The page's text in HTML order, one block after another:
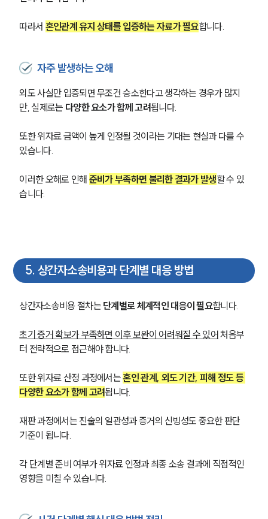
통합검색
AI대륜
업무사례
이혼 주요 업무사례
사례분석/최신동향
이혼 법률정보
이혼소송·상담후기
업무분야
구성원 소개
이혼전문변호사
소식/자료
언론보도
공지사항
법률 블로그
뉴스레터/브로슈어
세미나
대륜법률상담예약
따라서 혼인관계 유지 상태를 입증하는 자료가 필요합니다.
자주 발생하는 오해
외도 사실만 입증되면 무조건 승소한다고 생각하는 경우가 많지
만, 실제로는 다양한 요소가 함께 고려됩니다.
또한 위자료 금액이 높게 인정될 것이라는 기대는 현실과 다를 수
있습니다.
이러한 오해로 인해 준비가 부족하면 불리한 결과가 발생할 수 있
습니다.
5. 상간자소송비용과 단계별 대응 방법
상간자소송비용 절차는 단계별로 체계적인 대응이 필요합니다.
초기 증거 확보가 부족하면 이후 보완이 어려워질 수 있어 처음부
터 전략적으로 접근해야 합니다.
또한 위자료 산정 과정에서는 혼인 관계, 외도 기간, 피해 정도 등
다양한 요소가 함께 고려됩니다.
재판 과정에서는 진술의 일관성과 증거의 신빙성도 중요한 판단
기준이 됩니다.
각 단계별 준비 여부가 위자료 인정과 최종 소송 결과에 직접적인
영향을 미칠 수 있습니다.